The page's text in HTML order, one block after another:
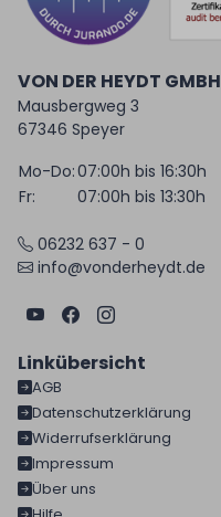
VON DER HEYDT GMBH
Mausbergweg 3
67346 Speyer
Mo-Do:07:00h bis 16:30h
Fr:
07:00h bis 13:30h
06232 637 - 0
info@vonderheydt.de
Linkübersicht
AGB
Datenschutzerklärung
Widerrufserklärung
Impressum
Über uns